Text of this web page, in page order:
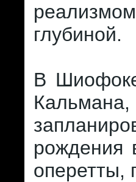
глубиной.
В
рождения
оперетты,